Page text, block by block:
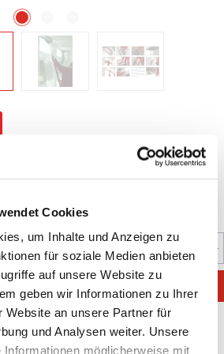
Cookies
um Inhalte und Anzeigen zu
für soziale Medien anbieten
auf unsere Website zu
geben wir Informationen zu Ihrer
Website an unsere Partner für
und Analysen weiter. Unsere
Informationen möglicherweise mit
Tage
gewünschten Wert ein oder
Stück
DEN WARENKORB